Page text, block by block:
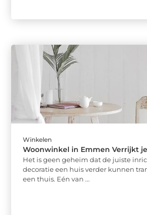
Winkelen
Woonwinkel in Emmen Verrijkt
Het is geen geheim dat de juiste
decoratie een huis verder kunnen
een thuis. Eén van ...